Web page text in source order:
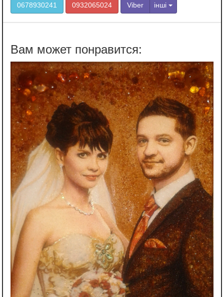
0678930241 0932065024 Viber інші